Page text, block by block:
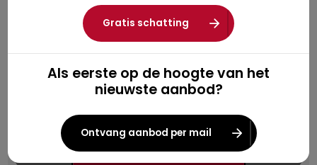
Gratis schatting
Als eerste op de hoogte van het
nieuwste aanbod?
Ontvang aanbod per mail
€419.000
Steenbergen 95/A, 2430LAAKDAL
182m² 479m² 4 A
In optie